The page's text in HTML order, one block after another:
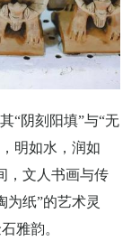
“阴刻阳填”与“无
明如水，润如
，文人书画与传
为纸”的艺术灵
雅韵。